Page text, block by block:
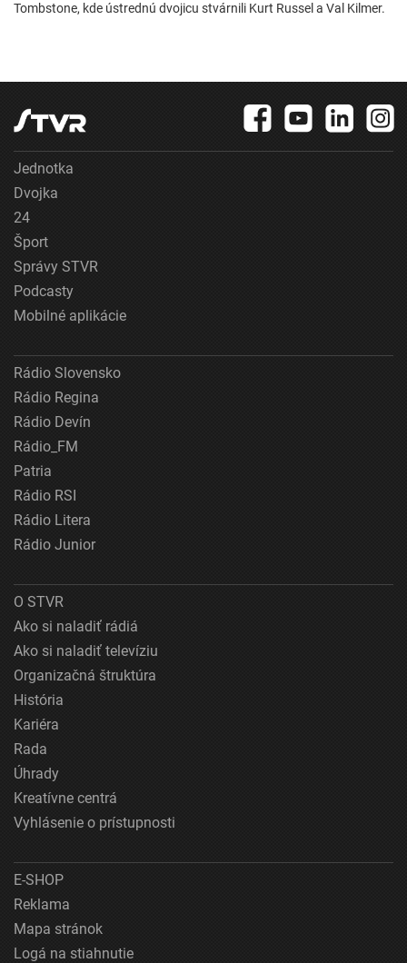
Tombstone, kde ústrednú dvojicu stvárnili Kurt Russel a Val Kilmer.
Jednotka
Dvojka
24
Šport
Správy STVR
Podcasty
Mobilné aplikácie
Rádio Slovensko
Rádio Regina
Rádio Devín
Rádio_FM
Patria
Rádio RSI
Rádio Litera
Rádio Junior
O STVR
Ako si naladiť rádiá
Ako si naladiť televíziu
Organizačná štruktúra
História
Kariéra
Rada
Úhrady
Kreatívne centrá
Vyhlásenie o prístupnosti
E-SHOP
Reklama
Mapa stránok
Logá na stiahnutie